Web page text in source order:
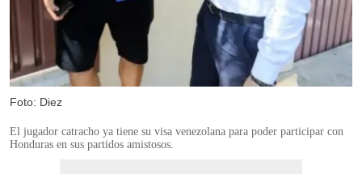
Foto: Diez
El jugador catracho ya tiene su visa venezolana para poder participar con
Honduras en sus partidos amistosos.